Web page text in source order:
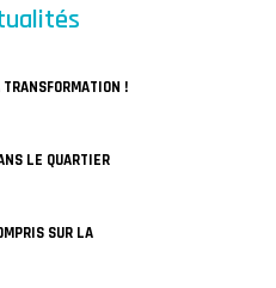
!
LE QUARTIER
SUR LA